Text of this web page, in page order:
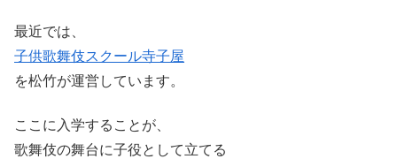
最近では、
子供歌舞伎スクール寺子屋
を松竹が運営しています。
ここに入学することが、
歌舞伎の舞台に子役として立てる